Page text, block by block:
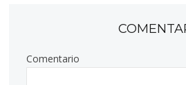
Comentario